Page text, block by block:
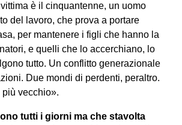
è il cinquantenne, un uomo
del lavoro, che prova a portare
per mantenere i figli che hanno la
e quelli che lo accerchiano, lo
tutto. Un conflitto generazionale
Due mondi di perdenti, peraltro.
vecchio».
tutti i giorni ma che stavolta